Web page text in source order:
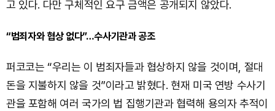
고 있다. 다만 구체적인 요구 금액은 공개되지 않았다.
“범죄자와 협상 없다”…수사기관과 공조
퍼코코는 “우리는 이 범죄자들과 협상하지 않을 것이며, 절대
돈을 지불하지 않을 것”이라고 밝혔다. 현재 미국 연방 수사기
관을 포함해 여러 국가의 법 집행기관과 협력해 용의자 추적이